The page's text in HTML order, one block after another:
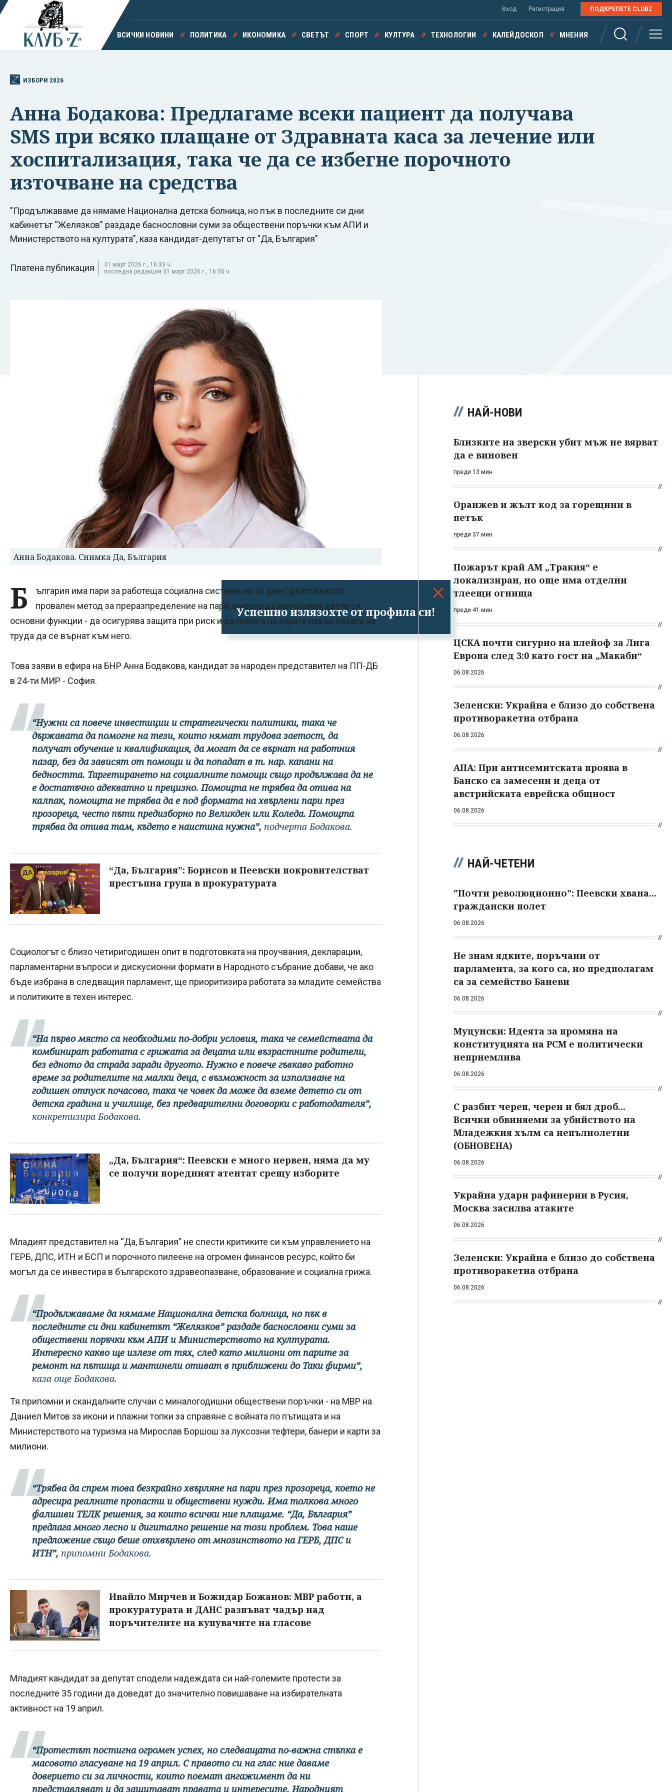
Успешно излязохте от профила си!
Вход Регистрация ПОДКРЕПЕТЕ CLUBZ
ВСИЧКИ НОВИНИ ПОЛИТИКА ИКОНОМИКА СВЕТЪТ СПОРТ КУЛТУРА ТЕХНОЛОГИИ КАЛЕЙДОСКОП МНЕНИЯ
ИЗБОРИ 2026
Анна Бодакова: Предлагаме всеки пациент да получава
SMS при всяко плащане от Здравната каса за лечение или
хоспитализация, така че да се избегне порочното
източване на средства
"Продължаваме да нямаме Национална детска болница, но пък в последните си дни
кабинетът “Желязков” раздаде баснословни суми за обществени поръчки към АПИ и
Министерството на културата", каза кандидат-депутатът от "Да, България"
Платена публикация
31 март 2026 г., 16:33 ч.
последна редакция 31 март 2026 г., 16:35 ч.
Анна Бодакова. Снимка Да, България
Б
ългария има пари за работеща социална система, но тя днес действа като
провален метод за преразпределение на пари, вместо да изпълнява двете си
основни функции - да осигурява защита при риск и да помага на хората извън пазара на
труда да се върнат към него.
Това заяви в ефира на БНР Анна Бодакова, кандидат за народен представител на ПП-ДБ
в 24-ти МИР - София.
“Нужни са повече инвестиции и стратегически политики, така че
държавата да помогне на тези, които нямат трудова заетост, да
получат обучение и квалификация, да могат да се върнат на работния
пазар, без да зависят от помощи и да попадат в т. нар. капани на
бедността. Таргетирането на социалните помощи също продължава да не
е достатъчно адекватно и прецизно. Помощта не трябва да отива на
калпак, помощта не трябва да е под формата на хвърлени пари през
прозореца, често пъти предизборно по Великден или Коледа. Помощта
трябва да отива там, където е наистина нужна”, подчерта Бодакова.
“Да, България”: Борисов и Пеевски покровителстват
престъпна група в прокуратурата
Социологът с близо четиригодишен опит в подготовката на проучвания, декларации,
парламентарни въпроси и дискусионни формати в Народното събрание добави, че ако
бъде избрана в следващия парламент, ще приоритизира работата за младите семейства
и политиките в техен интерес.
“На първо място са необходими по-добри условия, така че семействата да
комбинират работата с грижата за децата или възрастните родители,
без едното да страда заради другото. Нужно е повече гъвкаво работно
време за родителите на малки деца, с възможност за използване на
годишен отпуск почасово, така че човек да може да вземе детето си от
детска градина и училище, без предварителни договорки с работодателя”,
конкретизира Бодакова.
„Да, България“: Пеевски е много нервен, няма да му
се получи поредният атентат срещу изборите
Младият представител на “Да, България” не спести критиките си към управлението на
ГЕРБ, ДПС, ИТН и БСП и порочното пилеене на огромен финансов ресурс, който би
могъл да се инвестира в българското здравеопазване, образование и социална грижа.
“Продължаваме да нямаме Национална детска болница, но пък в
последните си дни кабинетът “Желязков” раздаде баснословни суми за
обществени поръчки към АПИ и Министерството на културата.
Интересно какво ще излезе от тях, след като милиони от парите за
ремонт на пътища и мантинели отиват в приближени до Таки фирми”,
каза още Бодакова.
Тя припомни и скандалните случаи с миналогодишни обществени поръчки - на МВР на
Даниел Митов за икони и плажни топки за справяне с войната по пътищата и на
Министерството на туризма на Мирослав Боршош за луксозни тефтери, банери и карти за
милиони.
“Трябва да спрем това безкрайно хвърляне на пари през прозореца, което не
адресира реалните пропасти и обществени нужди. Има толкова много
фалшиви ТЕЛК решения, за които всички ние плащаме. “Да, България”
предлага много лесно и дигитално решение на този проблем. Това наше
предложение също беше отхвърлено от мнозинството на ГЕРБ, ДПС и
ИТН”, припомни Бодакова.
Ивайло Мирчев и Божидар Божанов: МВР работи, а
прокуратурата и ДАНС разпъват чадър над
поръчителите на купувачите на гласове
Младият кандидат за депутат сподели надеждата си най-големите протести за
последните 35 години да доведат до значително повишаване на избирателната
активност на 19 април.
“Протестът постигна огромен успех, но следващата по-важна стъпка е
масовото гласуване на 19 април. С правото си на глас ние даваме
доверието си за личности, които поемат ангажимент да ни
представляват и да защитават правата и интересите. Народният
НАЙ-НОВИ
Близките на зверски убит мъж не вярват
да е виновен
преди 13 мин
Оранжев и жълт код за горещини в
петък
преди 37 мин
Пожарът край АМ „Тракия“ е
локализиран, но още има отделни
тлеещи огнища
преди 41 мин
ЦСКА почти сигурно на плейоф за Лига
Европа след 3:0 като гост на „Макаби“
06.08.2026
Зеленски: Украйна е близо до собствена
противоракетна отбрана
06.08.2026
АПА: При антисемитската проява в
Банско са замесени и деца от
австрийската еврейска общност
06.08.2026
НАЙ-ЧЕТЕНИ
"Почти революционно": Пеевски хвана...
граждански полет
06.08.2026
Не знам ядките, поръчани от
парламента, за кого са, но предполагам
са за семейство Баневи
06.08.2026
Муцунски: Идеята за промяна на
конституцията на РСМ е политически
неприемлива
06.08.2026
С разбит череп, черен и бял дроб...
Всички обвиняеми за убийството на
Младежкия хълм са непълнолетни
(ОБНОВЕНА)
06.08.2026
Украйна удари рафинерии в Русия,
Москва засилва атаките
06.08.2026
Зеленски: Украйна е близо до собствена
противоракетна отбрана
06.08.2026